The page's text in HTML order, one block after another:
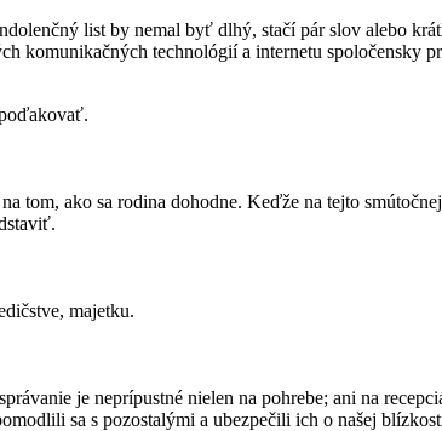
list by nemal byť dlhý, stačí pár slov alebo
komunikačných technológií a internetu spoločensky
tom, ako sa rodina dohodne. Keďže na tejto
majetku.
je neprípustné nielen na pohrebe; ani na
sa s pozostalými a ubezpečili ich o našej